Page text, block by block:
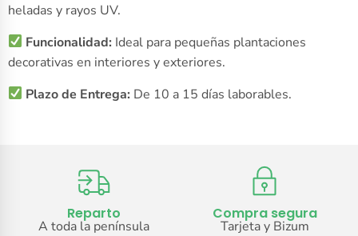
heladas y rayos UV.
Funcionalidad: Ideal para pequeñas plantaciones
decorativas en interiores y exteriores.
Plazo de Entrega: De 10 a 15 días laborables.
Reparto
A toda la península
Compra segura
Tarjeta y Bizum